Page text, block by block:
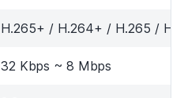
H.265+ / H.264+ / H.265 /
32 Kbps ~ 8 Mbps